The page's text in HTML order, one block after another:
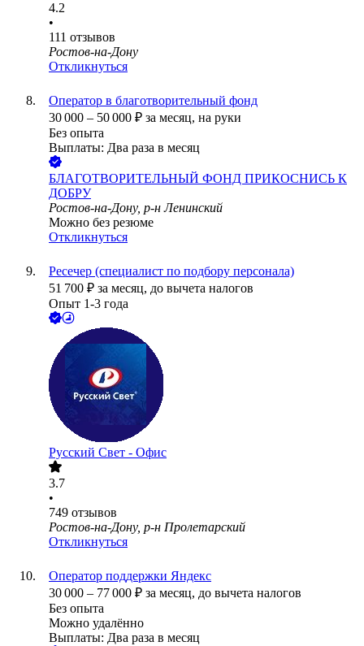
4.2
•
111 отзывов
Ростов-на-Дону
Откликнуться
Оператор в благотворительный фонд
30 000 – 50 000 ₽ за месяц, на руки
Без опыта
Выплаты: Два раза в месяц
БЛАГОТВОРИТЕЛЬНЫЙ ФОНД ПРИКОСНИСЬ К
ДОБРУ
Ростов-на-Дону, р-н Ленинский
Можно без резюме
Откликнуться
Ресечер (специалист по подбору персонала)
51 700 ₽ за месяц, до вычета налогов
Опыт 1-3 года
Русский Свет - Офис
3.7
•
749 отзывов
Ростов-на-Дону, р-н Пролетарский
Откликнуться
Оператор поддержки Яндекс
30 000 – 77 000 ₽ за месяц, до вычета налогов
Без опыта
Можно удалённо
Выплаты: Два раза в месяц